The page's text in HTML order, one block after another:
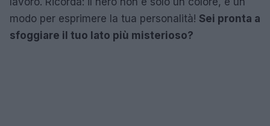
modo per esprimere la tua personalità! Sei pronta a
sfoggiare il tuo lato più misterioso?